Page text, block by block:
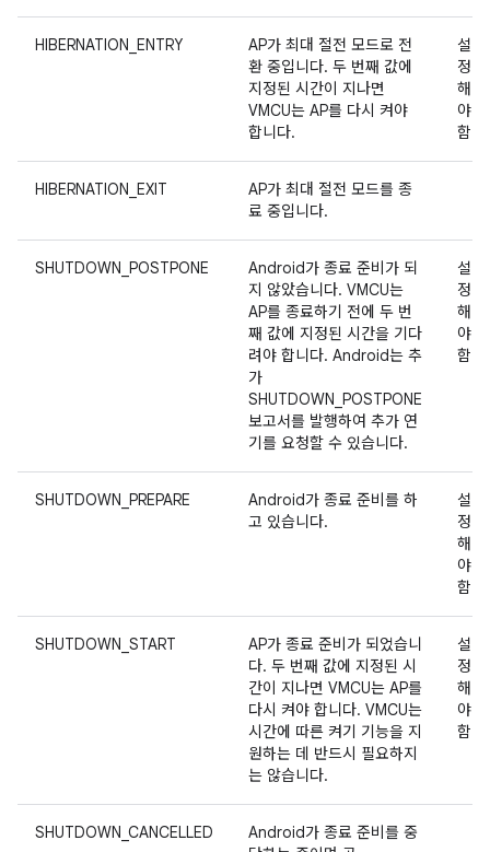
HIBERNATION_ENTRY
AP가 최대 절전 모드로 전
환 중입니다. 두 번째 값에
지정된 시간이 지나면
VMCU는 AP를 다시 켜야
합니다.
설
정
해
야
함
HIBERNATION_EXIT
AP가 최대 절전 모드를 종
료 중입니다.
SHUTDOWN_POSTPONE
Android가 종료 준비가 되
지 않았습니다. VMCU는
AP를 종료하기 전에 두 번
째 값에 지정된 시간을 기다
려야 합니다. Android는 추
가
SHUTDOWN_POSTPONE
보고서를 발행하여 추가 연
기를 요청할 수 있습니다.
설
정
해
야
함
SHUTDOWN_PREPARE
Android가 종료 준비를 하
고 있습니다.
설
정
해
야
함
SHUTDOWN_START
AP가 종료 준비가 되었습니
다. 두 번째 값에 지정된 시
간이 지나면 VMCU는 AP를
다시 켜야 합니다. VMCU는
시간에 따른 켜기 기능을 지
원하는 데 반드시 필요하지
는 않습니다.
설
정
해
야
함
SHUTDOWN_CANCELLED
Android가 종료 준비를 중